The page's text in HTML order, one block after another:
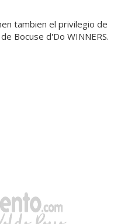
tambien el privilegio de
Bocuse d'Do WINNERS.